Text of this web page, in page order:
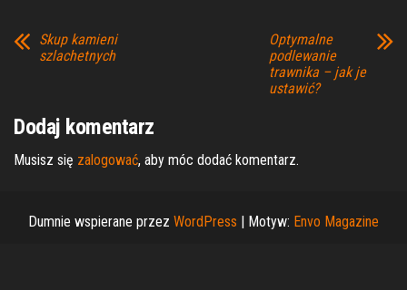
Skup kamieni
szlachetnych
Optymalne
podlewanie
trawnika – jak je
ustawić?
Dodaj komentarz
Musisz się zalogować, aby móc dodać komentarz.
Dumnie wspierane przez WordPress | Motyw: Envo Magazine